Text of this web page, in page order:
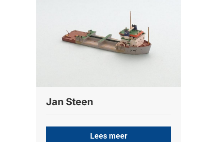
Jan Steen
Lees meer